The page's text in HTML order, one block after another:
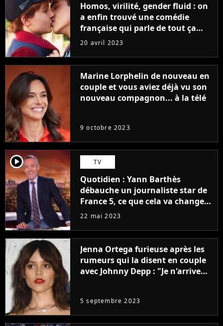
Homos, virilité, gender fluid : on
a enfin trouvé une comédie
française qui parle de tout ça
sans être super ringarde
20 avril 2023
Marine Lorphelin de nouveau en
couple et vous aviez déjà vu son
nouveau compagnon... à la télé
9 octobre 2023
player2 TV
Quotidien : Yann Barthès
débauche un journaliste star de
France 5, ce que cela va changer
à la rentrée
22 mai 2023
Jenna Ortega furieuse après les
rumeurs qui la disent en couple
avec Johnny Depp : "Je n'arrive
5 septembre 2023